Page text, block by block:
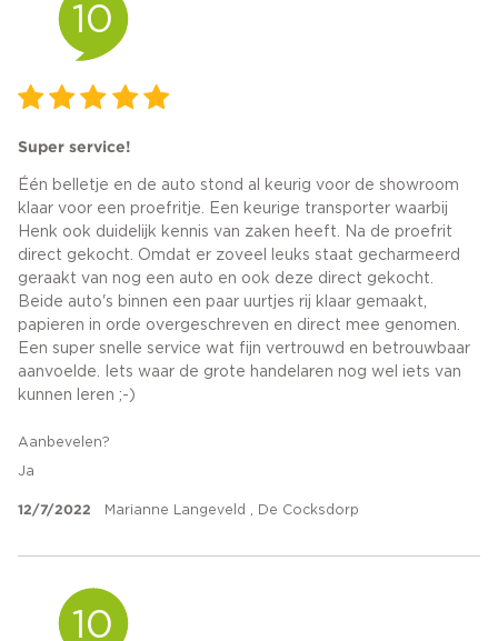
10
Super service!
Één belletje en de auto stond al keurig voor de showroom
klaar voor een proefritje. Een keurige transporter waarbij
Henk ook duidelijk kennis van zaken heeft. Na de proefrit
direct gekocht. Omdat er zoveel leuks staat gecharmeerd
geraakt van nog een auto en ook deze direct gekocht.
Beide auto's binnen een paar uurtjes rij klaar gemaakt,
papieren in orde overgeschreven en direct mee genomen.
Een super snelle service wat fijn vertrouwd en betrouwbaar
aanvoelde. Iets waar de grote handelaren nog wel iets van
kunnen leren ;-)
Aanbevelen?
Ja
12/7/2022 Marianne Langeveld , De Cocksdorp
10